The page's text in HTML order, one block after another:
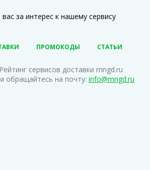
за интерес к нашему сервису
ПРОМОКОДЫ СТАТЬИ
сервисов доставки mngd.ru
обращайтесь на почту: info@mngd.ru